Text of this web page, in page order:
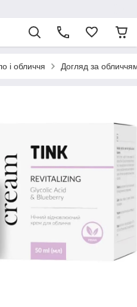
і обличчя Догляд за